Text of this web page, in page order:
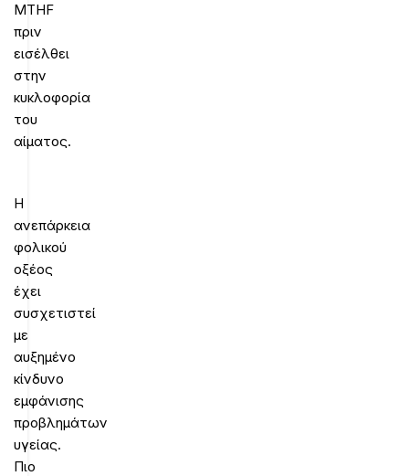
MTHF
πριν
εισέλθει
στην
κυκλοφορία
του
αίματος.
Η
ανεπάρκεια
φολικού
οξέος
έχει
συσχετιστεί
με
αυξημένο
κίνδυνο
εμφάνισης
προβλημάτων
υγείας.
Πιο